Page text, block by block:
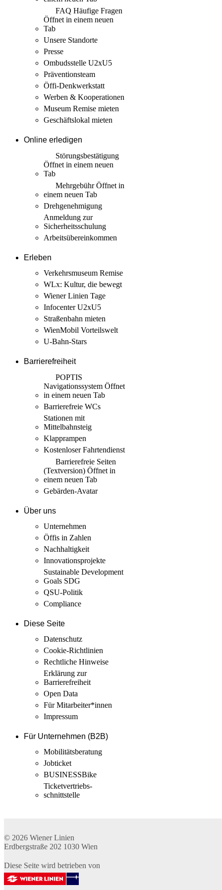
FAQ Häufige Fragen
Öffnet in einem neuen
Tab
Unsere Standorte
Presse
Ombudsstelle U2xU5
Präventionsteam
Öffi-Denkwerkstatt
Werben & Kooperationen
Museum Remise mieten
Geschäftslokal mieten
Online erledigen
Störungs­bestätigung
Öffnet in einem neuen
Tab
MehrgebührÖffnet in
einem neuen Tab
Drehgenehmigung
Anmeldung zur
Sicherheits­schulung
Arbeits­übereinkommen
Erleben
Verkehrsmuseum Remise
WLx: Kultur, die bewegt
Wiener Linien Tage
Infocenter U2xU5
Straßenbahn mieten
WienMobil Vorteilswelt
U-Bahn-Stars
Barrierefreiheit
POPTIS
Navigationssystem Öffnet
in einem neuen Tab
Barrierefreie WCs
Stationen mit
Mittelbahnsteig
Klapprampen
Kostenloser Fahrtendienst
Barrierefreie Seiten
(Textversion) Öffnet in
einem neuen Tab
Gebärden-Avatar
Über uns
Unternehmen
Öffis in Zahlen
Nachhaltigkeit
Innovations­projekte
Sustainable Development
Goals SDG
QSU-Politik
Compliance
Diese Seite
Datenschutz
Cookie-Richtlinien
Rechtliche Hinweise
Erklärung zur
Barrierefreiheit
Open Data
Für Mitarbeiter­*innen
Impressum
Für Unternehmen (B2B)
Mobilitäts­beratung
Jobticket
BUSINESSBike
Ticketvertriebs­
schnittstelle
© 2026 Wiener Linien
Erdbergstraße 202 1030 Wien
Diese Seite wird betrieben von